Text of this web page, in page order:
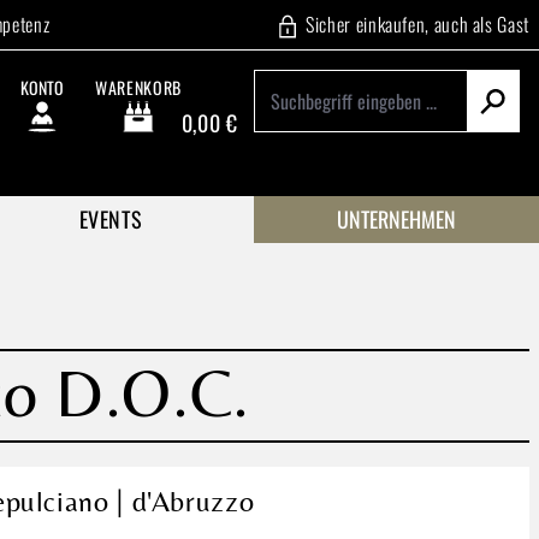
Sicher einkaufen, auch als Gast
KONTO WARENKORB
0,00 €
Warenkorb enthält 0 Positionen. Der Gesamtwert
EVENTS UNTERNEHMEN
D.O.C.
| d'Abruzzo